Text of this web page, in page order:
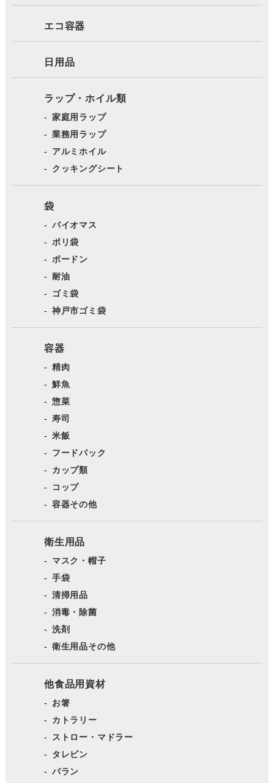
エコ容器
日用品
ラップ・ホイル類
家庭用ラップ
業務用ラップ
アルミホイル
クッキングシート
袋
バイオマス
ポリ袋
ボードン
耐油
ゴミ袋
神戸市ゴミ袋
容器
精肉
鮮魚
惣菜
寿司
米飯
フードパック
カップ類
コップ
容器その他
衛生用品
マスク・帽子
手袋
清掃用品
消毒・除菌
洗剤
衛生用品その他
他食品用資材
お箸
カトラリー
ストロー・マドラー
タレビン
バラン